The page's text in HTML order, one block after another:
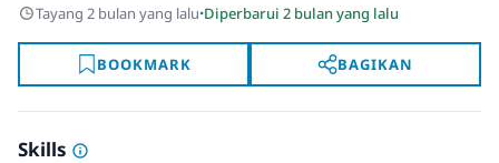
Tayang 2 bulan yang lalu·Diperbarui 2 bulan yang lalu
BOOKMARK BAGIKAN
Skills